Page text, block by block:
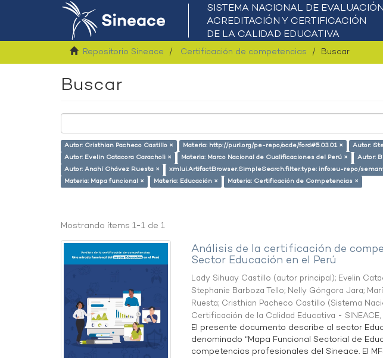
Repositorio Sineace Certificación de competencias Buscar
Buscar
Autor: Cristhian Pacheco Castillo × Materia: http://purl.org/pe-repo/ocde/ford#5.03.01 ×
Autor:
Autor: Evelin Catacora Caracholi ×
Materia: Marco Nacional de Cualificaciones del Perú × Autor:
Autor: Anahí Chávez Ruesta ×
xmlui.ArtifactBrowser.SimpleSearch.filter.type: info:eu-repo/
Materia: Mapa funcional ×
Materia: Educación × Materia: Certificación de Competencias ×
Mostrando ítems 1-1 de 1
Análisis de la certificación de
Sector Educación en el Perú
Lady Sihuay Castillo (autor principal); Evelin
Stephanie Barboza Tello; Nelly Góngora Jara;
Ruesta; Cristhian Pacheco Castillo (Sistema
Certificación de la Calidad Educativa - SINEACE,
El presente documento describe al sector
denominado “Mapa Funcional Sectorial de
competencias profesionales del Sineace. El